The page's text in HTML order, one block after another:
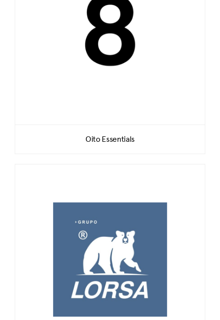
Oito Essentials